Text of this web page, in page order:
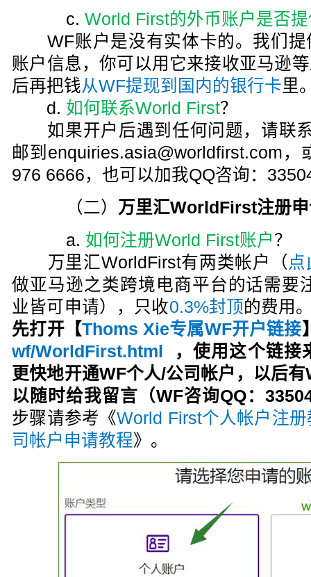
c.World First的外币账户是否
WF账户是没有实体卡的。我们提
账户信息，你可以用它来接收亚马逊
后再把钱从WF提现到国内的银行卡里
d. 如何联系World First？
如果开户后遇到任何问题，请联
邮到enquiries.asia@worldfirst.com，
976 6666，也可以加我QQ咨询：
（二） 万里汇WorldFirst注册
a. 如何注册World First账户？
万里汇WorldFirst有两类帐户（
做亚马逊之类跨境电商平台的话需要
业皆可申请），只收0.3%封顶的费用
先打开【Thoms Xie专属WF开户链接
wf/WorldFirst.html
， 使用这个链接
更快地开通WF个人/公司帐户，以后
以随时给我留言（WF咨询QQ：
步骤请参考《World First个人帐户注册
司帐户申请教程》。